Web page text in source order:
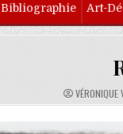
Bibliographie Art-
AUTHOR:
VÉRONIQUE